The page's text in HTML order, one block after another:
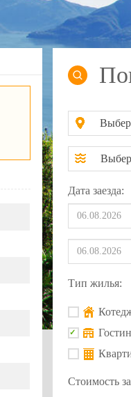
Дата заезда:
Тип жилья:
Стоимость